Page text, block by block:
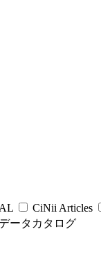
CiNii Articles
ータカタログ